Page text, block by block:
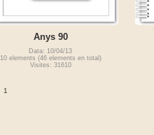
Anys 90
Data: 10/04/13
10 elements (46 elements en total)
Visites: 31610
1